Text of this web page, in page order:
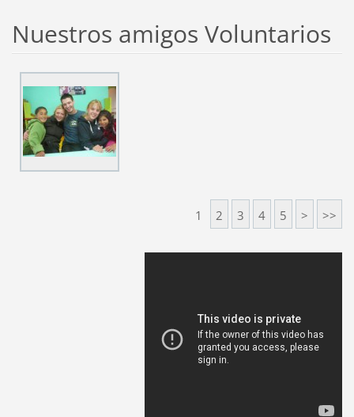
Nuestros amigos Voluntarios
1 2 3 4 5 > >>